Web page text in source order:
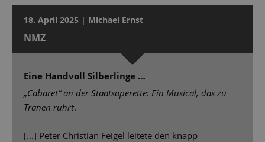
18. April 2025 | Michael Ernst
NMZ
Eine Handvoll Silberlinge …
„Cabaret“ an der Staatsoperette: Ein Musical, das zu
Tränen rührt.
[...] Peter Christian Feigel leitete den knapp